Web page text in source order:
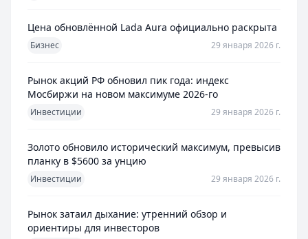
Цена обновлённой Lada Aura официально раскрыта
Бизнес 29 января 2026 г.
Рынок акций РФ обновил пик года: индекс
Мосбиржи на новом максимуме 2026-го
Инвестиции 29 января 2026 г.
Золото обновило исторический максимум, превысив
планку в $5600 за унцию
Инвестиции 29 января 2026 г.
Рынок затаил дыхание: утренний обзор и
ориентиры для инвесторов